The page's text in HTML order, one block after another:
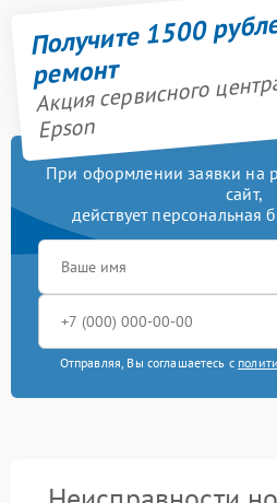
Получите 1500
ремонт
Акция сервисного
Epson
При оформлении заявки на
сайт,
действует персональная
Отправляя, Вы соглашаетесь с